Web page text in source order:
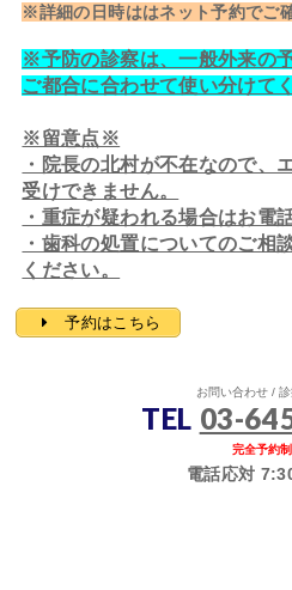
※詳細の日時ははネット予約でご
※予防の診察は、一般外来の
ご都合に合わせて使い分けて
※留意点※
・院長の北村が不在なので、
受けできません。
・重症が疑われる場合はお電
・歯科の処置についてのご相
ください。
予約はこちら
お問い合わせ /
TEL 03-
完全予約
電話応対